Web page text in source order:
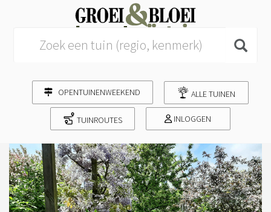
OPENTUINENWEEKEND ALLE TUINEN
TUINROUTES INLOGGEN